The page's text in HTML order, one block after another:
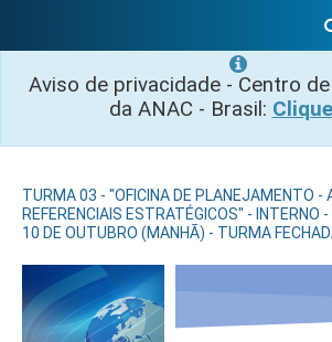
Aviso de privacidade - Centro
da ANAC - Brasil:
TURMA 03 - "OFICINA DE PLANEJAMENTO -
REFERENCIAIS ESTRATÉGICOS" - INTERNO
10 DE OUTUBRO (MANHÃ) - TURMA